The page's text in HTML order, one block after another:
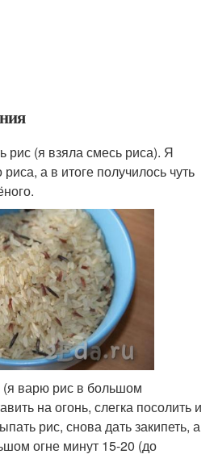
рис (я взяла смесь риса). Я
а в итоге получилось чуть
(я варю рис в большом
на огонь, слегка посолить и
рис, снова дать закипеть, а
огне минут 15-20 (до